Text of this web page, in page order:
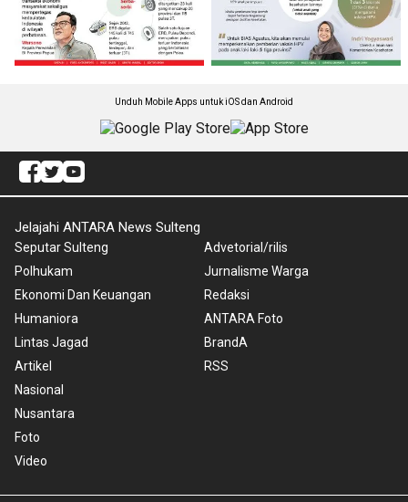
Unduh Mobile Apps untuk iOS dan Android
Jelajahi ANTARA News Sulteng
Seputar Sulteng
Polhukam
Ekonomi Dan Keuangan
Humaniora
Lintas Jagad
Artikel
Nasional
Nusantara
Foto
Video
Advetorial/rilis
Jurnalisme Warga
Redaksi
ANTARA Foto
BrandA
RSS